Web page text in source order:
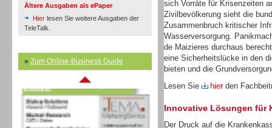
Ältere Ausgaben als ePaper
Hier lesen Sie weitere Ausgaben der
TeleTalk.
» Zum Online-Business Guide
Inbound
sich Vorräte für Krisenzeiten
Zivilbevölkerung sieht die
Zusammenbruch kritischer
Wasserversorgung.
de Maizieres durchaus
eine Sicherheitslücke in den
bieten und die
Lesen Sie
hierden
Innovative Lösungen für
Der Druck auf die